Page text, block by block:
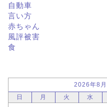
自動車
言い方
赤ちゃん
風評被害
食
2026年8月
日
月 火 水